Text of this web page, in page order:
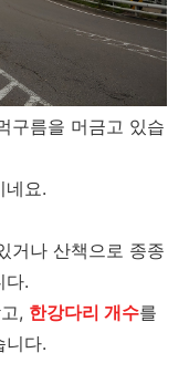
구름을 머금고 있습
네요.
거나 산책으로 종종
다.
, 한강다리 개수를
니다.